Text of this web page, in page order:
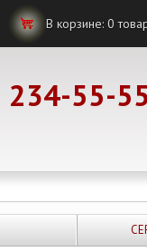
В корзине: 0
234-55-55